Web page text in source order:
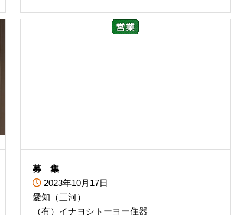
募 集
2023年10月17日
愛知（三河）
（有）イナヨシトーヨー住器